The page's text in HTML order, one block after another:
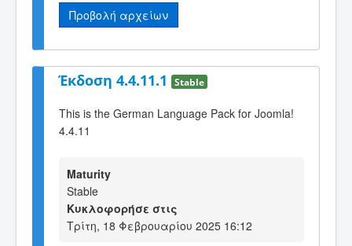
Προβολή αρχείων
Έκδοση 4.4.11.1 Stable
This is the German Language Pack for Joomla!
4.4.11
Maturity
Stable
Κυκλοφορήσε στις
Τρίτη, 18 Φεβρουαρίου 2025 16:12